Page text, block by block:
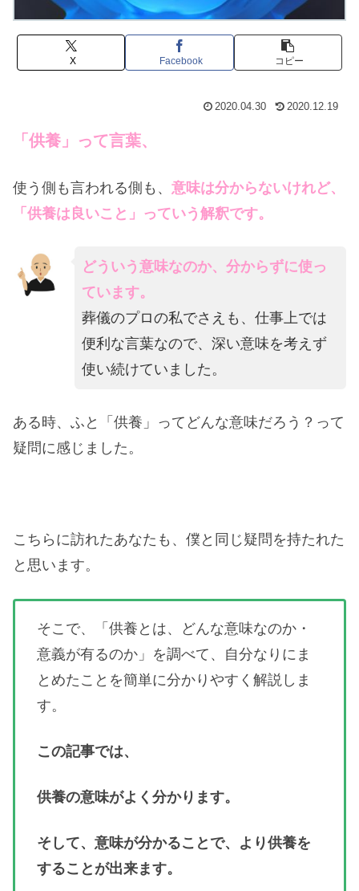
X Facebook コピー
2020.04.30 2020.12.19
「供養」って言葉、
使う側も言われる側も、 意味は分からないけれど、
「供養は良いこと」っていう解釈です。
どういう意味なのか、分からずに使っ
ています。
葬儀のプロの私でさえも、仕事上では
便利な言葉なので、深い意味を考えず
使い続けていました。
ある時、ふと「供養」ってどんな意味だろう？って
疑問に感じました。
こちらに訪れたあなたも、僕と同じ疑問を持たれた
と思います。
そこで、「供養とは、どんな意味なのか・
意義が有るのか」を調べて、自分なりにま
とめたことを簡単に分かりやすく解説しま
す。
この記事では、
供養の意味がよく分かります。
そして、意味が分かることで、より供養を
することが出来ます。